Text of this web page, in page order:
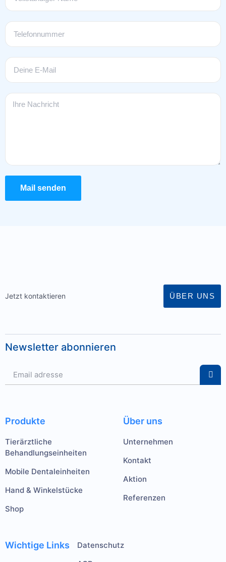
Mail senden
Jetzt kontaktieren ÜBER UNS
Newsletter abonnieren
Produkte
Tierärztliche
Behandlungseinheiten
Mobile Dentaleinheiten
Hand & Winkelstücke
Shop
Über uns
Unternehmen
Kontakt
Aktion
Referenzen
Wichtige Links
Datenschutz